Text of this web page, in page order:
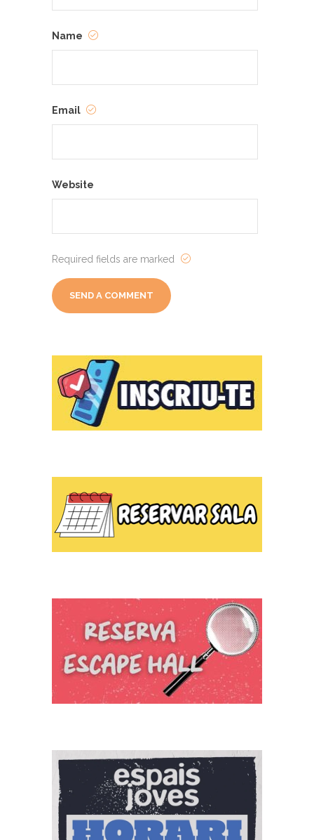
Name
Email
Website
Required fields are marked